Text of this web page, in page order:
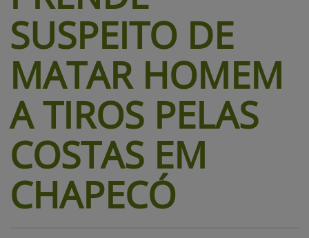
SUSPEITO DE
MATAR HOMEM
A TIROS PELAS
COSTAS EM
CHAPECÓ